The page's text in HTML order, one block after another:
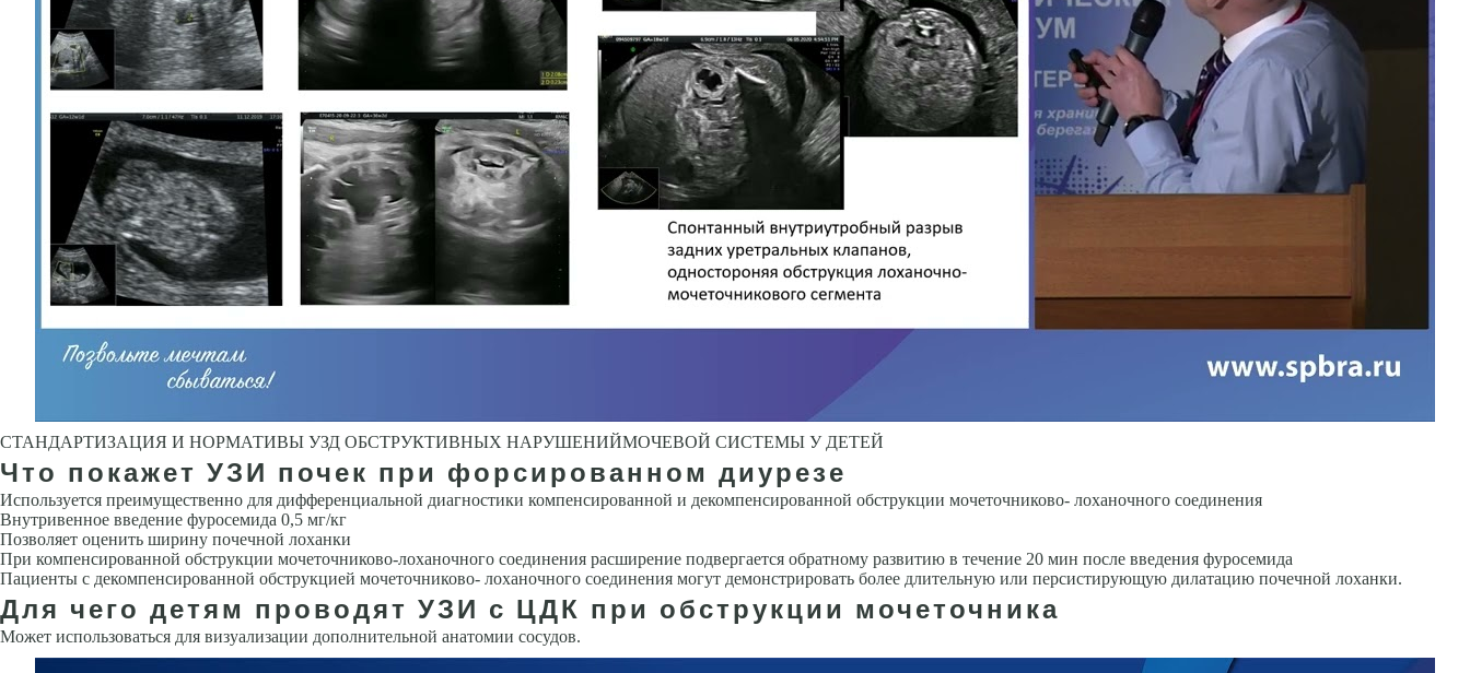
CТАНДАРТИЗАЦИЯ И НОРМАТИВЫ УЗД ОБСТРУКТИВНЫХ НАРУШЕНИЙМОЧЕВОЙ СИСТЕМЫ У ДЕТЕЙ
Что покажет УЗИ почек при форсированном диурезе
Используется преимущественно для дифференциальной диагностики компенсированной и декомпенсированной обструкции мочеточниково- лоханочного соединения
Внутривенное введение фуросемида 0,5 мг/кг
Позволяет оценить ширину почечной лоханки
При компенсированной обструкции мочеточниково-лоханочного соединения расширение под­вергается обратному развитию в течение 20 мин после введения фуро­семида
Пациенты с декомпенсированной обструкцией мочеточниково- лоханочного соединения могут демонстрировать более длительную или персистирующую дилатацию почечной лоханки.
Для чего детям проводят УЗИ с ЦДК при обструкции мочеточника
Может использоваться для визуализации дополнительной анатомии со­судов.